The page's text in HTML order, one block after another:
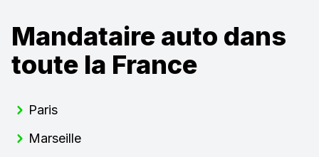
Mandataire auto dans
toute la France
Paris
Marseille